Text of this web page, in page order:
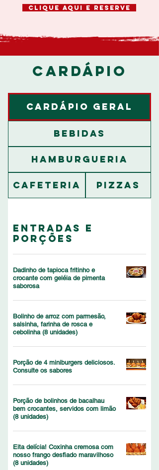
CLIQUE AQUI E RESERVE
CARDÁPIO
Cardápio Geral
Bebidas
Hamburgueria
Cafeteria Pizzas
Entradas e
porções
Dadinho de tapioca fritinho e
crocante com geléia de pimenta
saborosa
Bolinho de arroz com parmesão,
salsinha, farinha de rosca e
cebolinha (8 unidades)
Porção de 4 miniburgers deliciosos.
Consulte os sabores
Porção de bolinhos de bacalhau
bem crocantes, servidos com limão
(8 unidades)
Eita delícia! Coxinha cremosa com
nosso frango desfiado maravilhoso
(8 unidades)